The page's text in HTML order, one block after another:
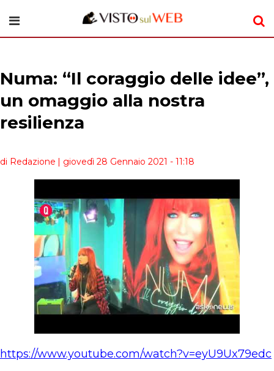
Numa: “Il coraggio delle idee”,
un omaggio alla nostra
resilienza
di Redazione | giovedì 28 Gennaio 2021 - 11:18
https://www.youtube.com/watch?v=eyU9Ux79edc